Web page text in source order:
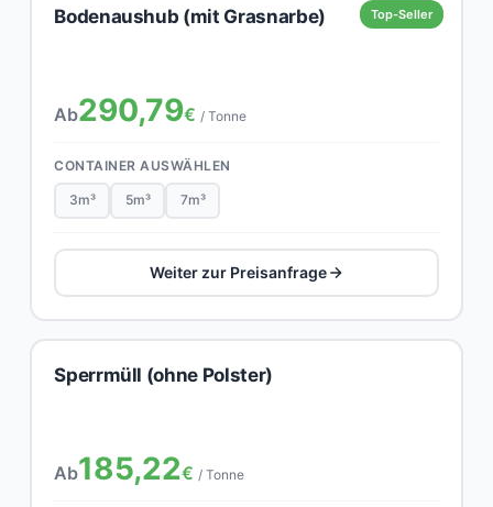
Top-Seller
Bodenaushub (mit Grasnarbe)
Ab290,79€ / Tonne
CONTAINER AUSWÄHLEN
3m³ 5m³ 7m³
Weiter zur Preisanfrage
Sperrmüll (ohne Polster)
Ab185,22€ / Tonne